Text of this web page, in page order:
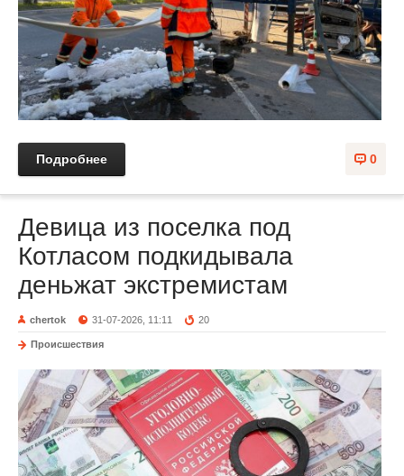
0
Подробнее
Девица из поселка под
Котласом подкидывала
деньжат экстремистам
chertok 31-07-2026, 11:11 20
Происшествия